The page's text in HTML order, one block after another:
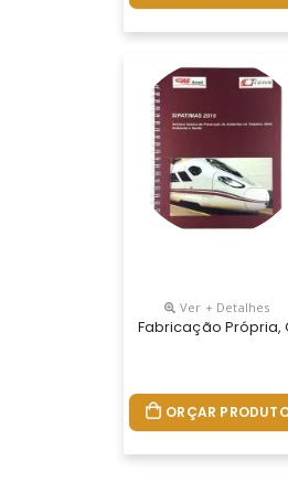
Ver + Detalhes
Fabricação Própria,
ORÇAR